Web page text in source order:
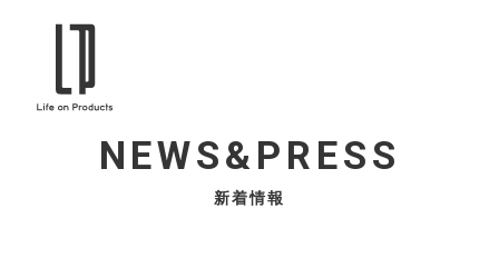
NEWS&PRESS
新着情報